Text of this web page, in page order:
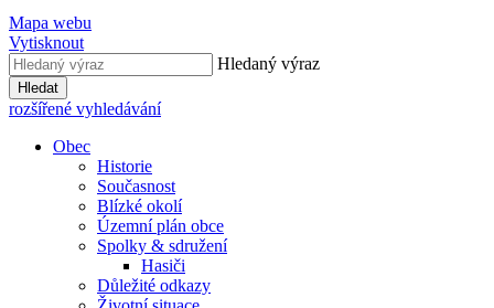
Mapa webu
Vytisknout
Hledaný výraz
Hledat
rozšířené vyhledávání
Obec
Historie
Současnost
Blízké okolí
Územní plán obce
Spolky & sdružení
Hasiči
Důležité odkazy